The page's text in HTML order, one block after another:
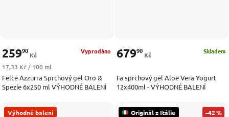
Felce Azzurra Sprchový gel Oro &
Spezie 6x250 ml VÝHODNÉ BALENÍ
Vyprodáno
25990
Kč
Měrná cena:
17,33 Kč / 100 ml
Fa sprchový gel Aloe Vera Yogurt
12x400ml - VÝHODNÉ BALENÍ
Skladem
67990
Kč
Výhodné balení Originál z Itálie –42 %